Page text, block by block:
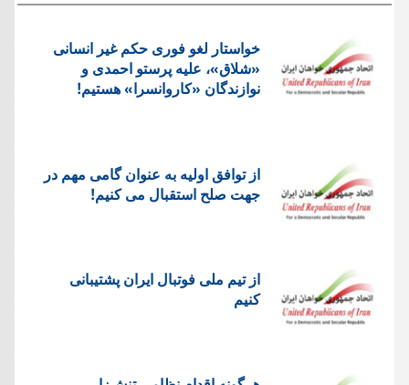
خواستار لغو فوری حکم غیر انسانی
«شلاق»، علیه پرستو احمدی و
نوازندگان «کاروانسرا» هستیم!
از توافق اولیه به عنوان گامی مهم در
جهت صلح استقبال می کنیم!
از تیم ملی فوتبال ایران پشتیبانی
کنیم